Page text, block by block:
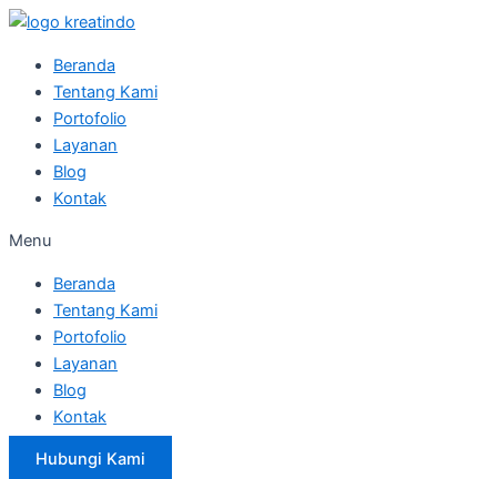
Skip
contentBeranda
Tentang Kami
Portofolio
Layanan
Blog
Kontak
Menu
Beranda
Tentang Kami
Portofolio
Layanan
Blog
Kontak
Hubungi Kami